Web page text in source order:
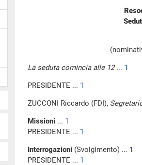
La seduta comincia alle 12... 1
PRESIDENTE ... 1
ZUCCONI Riccardo (FDI),
Missioni ... 1
PRESIDENTE ... 1
Interrogazioni (Svolgimento) ... 1
PRESIDENTE ... 1